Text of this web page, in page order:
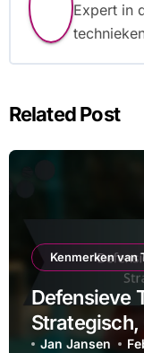
Expert in
Related Post
Kenmerken van
Defensieve
Jan Jansen